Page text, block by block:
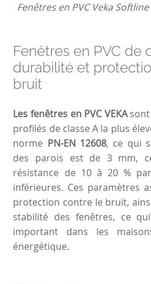
Fenêtres en PVC Veka
Fenêtres en PVC de
durabilité et
bruit
Les fenêtres en PVC VEKAsont
profilés de classe A la plus
norme PN-EN 12608, ce qui
des parois est de 3 mm,
résistance de 10 à 20 %
inférieures. Ces paramètres
protection contre le bruit,
stabilité des fenêtres, ce
important dans les
énergétique.